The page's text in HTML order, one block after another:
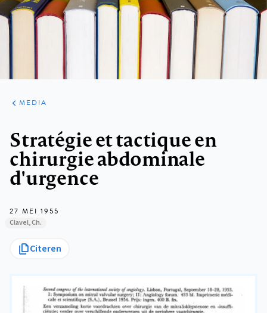
ARTIKELEN
VARIA
MEDIA
Stratégie et tactique en
chirurgie abdominale
d'urgence
27 MEI 1955
Clavel, Ch.
Citeren